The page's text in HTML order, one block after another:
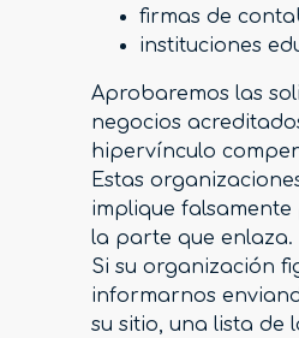
firmas de
instituciones
Aprobaremos las
negocios
hipervínculo
Estas
implique
la parte que enlaza.
Si su organización
informarnos
su sitio, una lista de